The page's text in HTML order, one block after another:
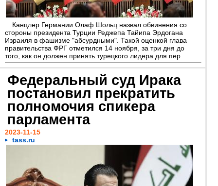
Канцлер Германии Олаф Шольц назвал обвинения со
стороны президента Турции Реджепа Тайипа Эрдогана
Израиля в фашизме "абсурдными". Такой оценкой глава
правительства ФРГ отметился 14 ноября, за три дня до
того, как он должен принять турецкого лидера для пер
Федеральный суд Ирака
постановил прекратить
полномочия спикера
парламента
2023-11-15
tass.ru